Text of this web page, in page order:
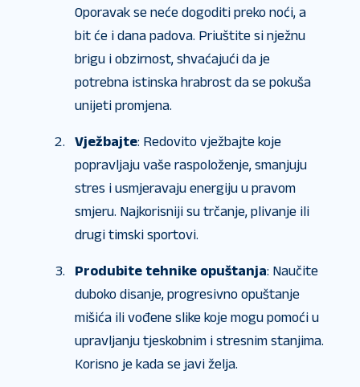
Oporavak se neće dogoditi preko noći, a
bit će i dana padova. Priuštite si nježnu
brigu i obzirnost, shvaćajući da je
potrebna istinska hrabrost da se pokuša
unijeti promjena.
Vježbajte: Redovito vježbajte koje
popravljaju vaše raspoloženje, smanjuju
stres i usmjeravaju energiju u pravom
smjeru. Najkorisniji su trčanje, plivanje ili
drugi timski sportovi.
Produbite tehnike opuštanja: Naučite
duboko disanje, progresivno opuštanje
mišića ili vođene slike koje mogu pomoći u
upravljanju tjeskobnim i stresnim stanjima.
Korisno je kada se javi želja.